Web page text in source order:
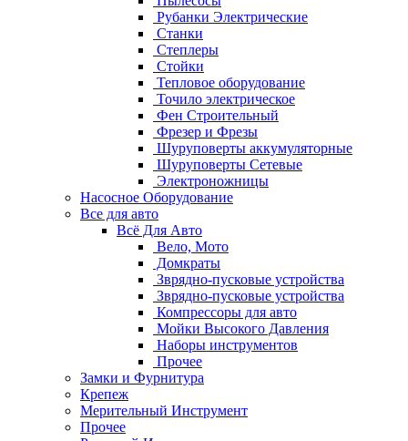
Рубанки Электрические
Станки
Степлеры
Стойки
Тепловое оборудование
Точило электрическое
Фен Строительный
Фрезер и Фрезы
Шуруповерты аккумуляторные
Шуруповерты Сетевые
Электроножницы
Насосное Оборудование
Все для авто
Всё Для Авто
Вело, Мото
Домкраты
Зврядно-пусковые устройства
Зврядно-пусковые устройства
Компрессоры для авто
Мойки Высокого Давления
Наборы инструментов
Прочее
Замки и Фурнитура
Крепеж
Мерительный Инструмент
Прочее